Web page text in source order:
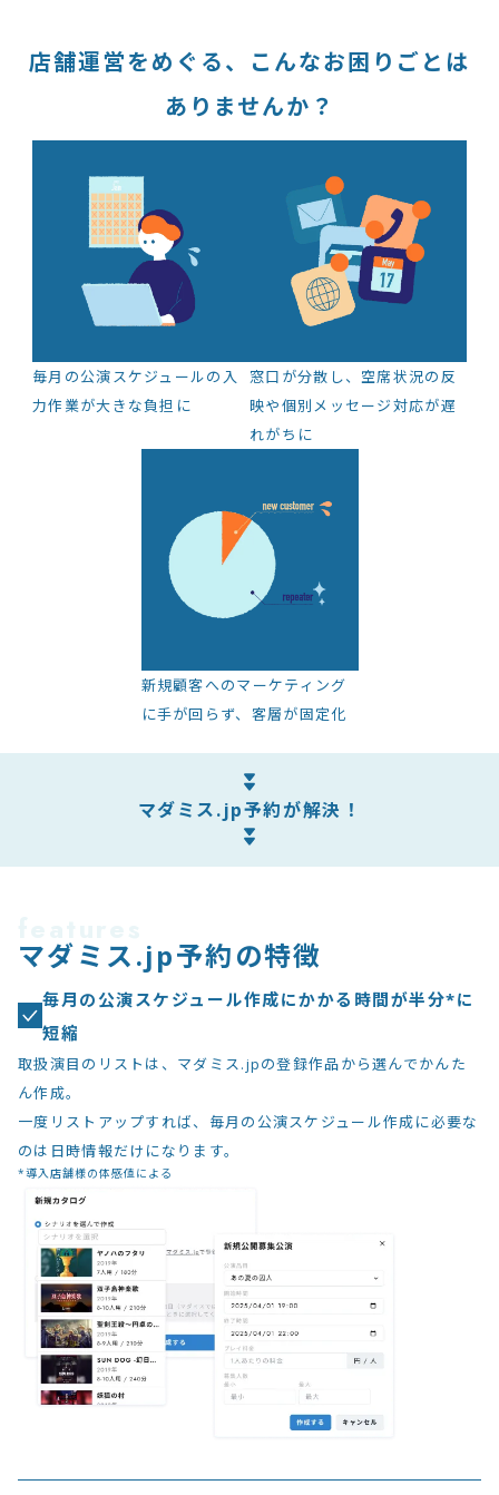
店舗運営をめぐる、こんなお困りごとは
ありませんか？
毎月の公演スケジュールの入
力作業が大きな負担に
窓口が分散し、空席状況の反
映や個別メッセージ対応が遅
れがちに
新規顧客へのマーケティング
に手が回らず、客層が固定化
マダミス.jp予約が解決！
マダミス.jp予約の特徴
毎月の公演スケジュール作成にかかる時間が半分*に
短縮
取扱演目のリストは、マダミス.jpの登録作品から選んでかんた
ん作成。
一度リストアップすれば、毎月の公演スケジュール作成に必要な
のは日時情報だけになります。
*導入店舗様の体感値による